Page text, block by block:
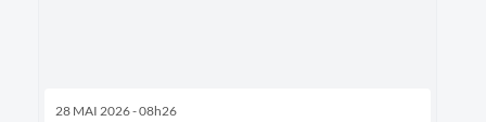
28 MAI 2026 - 08h26